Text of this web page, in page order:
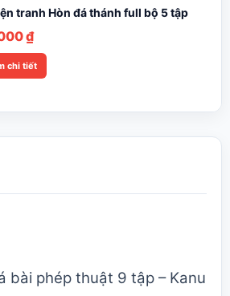
tranh Hòn đá thánh full bộ 5 tập
₫
chi tiết
bài phép thuật 9 tập – Kanu